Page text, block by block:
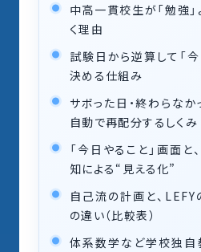
中高一貫校生が「勉強」
く理由
試験日から逆算して「
決める仕組み
サボった日・終わらな
自動で再配分するしくみ
「今日やること」画面
知による“見える化”
自己流の計画と、
の違い（比較表）
体系数学など学校独自